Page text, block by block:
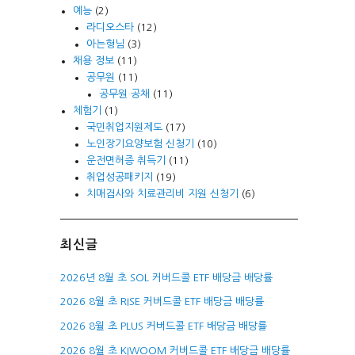
예능 (2)
라디오스타(12)
아는형님 (3)
채용 정보 (11)
공무원
(11)
공무원 공채 (11)
체험기
(1)
국민취업지원제도(17)
노인장기요양보험 신청기
(10)
운전면허증 취득기
(11)
취업성공패키지
(19)
치매검사와 치료관리비 지원 신청기
(6)
최신글
2026년 8월 초 SOL 커버드콜 ETF 배당금 배당률
2026 8월 초 RISE 커버드콜 ETF 배당금 배당률
2026 8월 초 PLUS 커버드콜 ETF 배당금 배당률
2026 8월 초 KIWOOM 커버드콜 ETF 배당금 배당률